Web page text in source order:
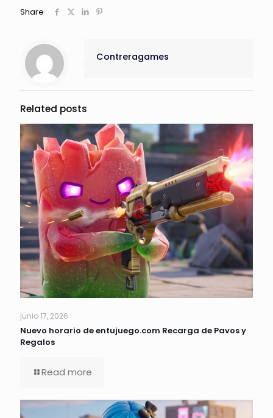
Share
Contreragames
Related posts
junio 17, 2026
Nuevo horario de entujuego.com Recarga de Pavos y
Regalos
Read more